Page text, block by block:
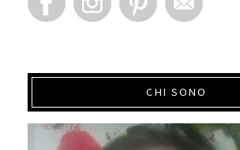
CHI SONO